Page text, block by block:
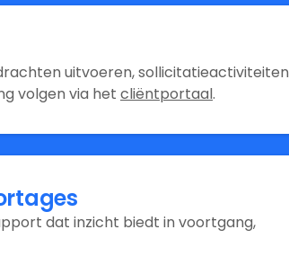
uitvoeren, sollicitatieactiviteiten
volgen via het cliëntportaal.
dat inzicht biedt in voortgang,